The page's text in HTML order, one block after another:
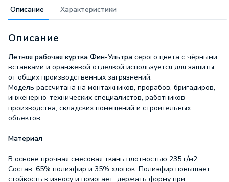
Описание Характеристики
Описание
Летняя рабочая куртка Фин-Ультра серого цвета с чёрными
вставками и оранжевой отделкой используется для защиты
от общих производственных загрязнений.
Модель рассчитана на монтажников, прорабов, бригадиров,
инженерно-технических специалистов, работников
производства, складских помещений и строительных
объектов.
Материал
В основе прочная смесовая ткань плотностью 235 г/м2.
Состав: 65% полиэфир и 35% хлопок. Полиэфир повышает
стойкость к износу и помогает держать форму при